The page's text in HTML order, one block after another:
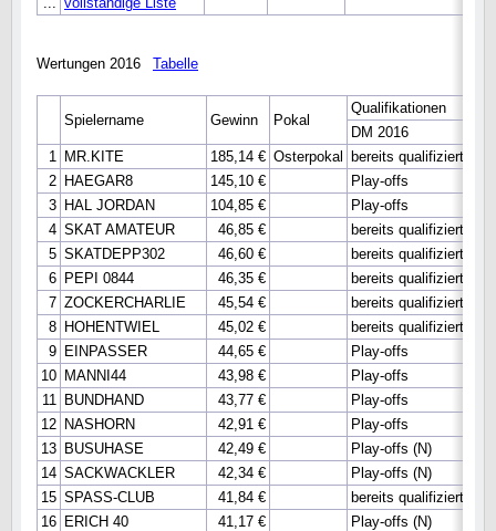
Wertungen 2016 Tabelle
Spielername Gewinn Pokal
Qualifikationen
DM 2016
1 MR.KITE 185,14 € Osterpokal bereits qualifiziert
2 HAEGAR8 145,10 € Play-offs
3 HAL JORDAN 104,85 € Play-offs
4 SKAT AMATEUR 46,85 € bereits qualifiziert
5 SKATDEPP302 46,60 € bereits qualifiziert
6 PEPI 0844 46,35 € bereits qualifiziert
7 ZOCKERCHARLIE 45,54 €
bereits qualifiziert
8 HOHENTWIEL 45,02 €
bereits qualifiziert
9 EINPASSER 44,65 €
Play-offs
10 MANNI44 43,98 €
Play-offs
11 BUNDHAND 43,77 €
Play-offs
12 NASHORN 42,91 €
Play-offs
13 BUSUHASE 42,49 €
Play-offs (N)
14 SACKWACKLER 42,34 €
Play-offs (N)
15 SPASS-CLUB 41,84 €
bereits qualifiziert
16 ERICH 40 41,17 €
Play-offs (N)